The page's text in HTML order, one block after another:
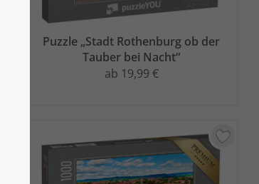
Puzzle „Stadt Rothenburg ob der
Tauber bei Nacht“
ab 19,99 €